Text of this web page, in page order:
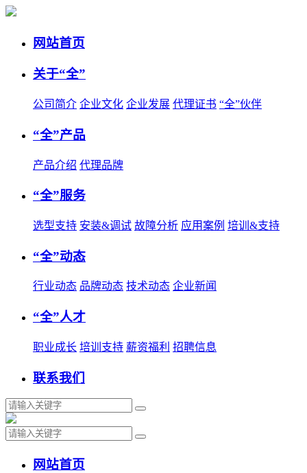
网站首页
关于“全”
公司简介 企业文化 企业发展 代理证书 “全”伙伴
“全”产品
产品介绍 代理品牌
“全”服务
选型支持 安装&调试 故障分析 应用案例 培训&支持
“全”动态
行业动态 品牌动态 技术动态 企业新闻
“全”人才
职业成长 培训支持 薪资福利 招聘信息
联系我们
网站首页